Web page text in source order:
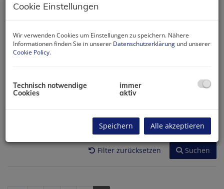
-
Preis
-
Filter zurücksetzen Suchen
Cookie Einstellungen
Wir verwenden Cookies um Einstellungen zu speichern. Nähere
Informationen finden Sie in unserer Datenschutzerklärung und unserer
Cookie Policy.
Technisch notwendige
Cookies
immer
aktiv
Speichern Alle akzeptieren